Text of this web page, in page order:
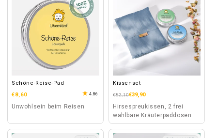
Schöne-Reise-Pad
Normaler
Preis
€8,60 4.86
Unwohlsein beim Reisen
Kissenset
Normaler
€52,10
Verkaufspreis
€39,90
Hirsespreukissen, 2 frei
wählbare Kräuterpaddosen